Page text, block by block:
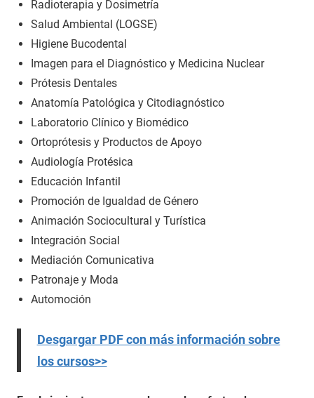
Radioterapia y Dosimetría
Salud Ambiental (LOGSE)
Higiene Bucodental
Imagen para el Diagnóstico y Medicina Nuclear
Prótesis Dentales
Anatomía Patológica y Citodiagnóstico
Laboratorio Clínico y Biomédico
Ortoprótesis y Productos de Apoyo
Audiología Protésica
Educación Infantil
Promoción de Igualdad de Género
Animación Sociocultural y Turística
Integración Social
Mediación Comunicativa
Patronaje y Moda
Automoción
Desgargar PDF con más información sobre
los cursos>>